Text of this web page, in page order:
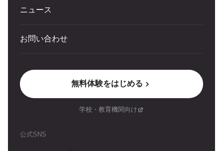
ニュース
お問い合わせ
無料体験をはじめる
学校・教育機関向け
公式SNS